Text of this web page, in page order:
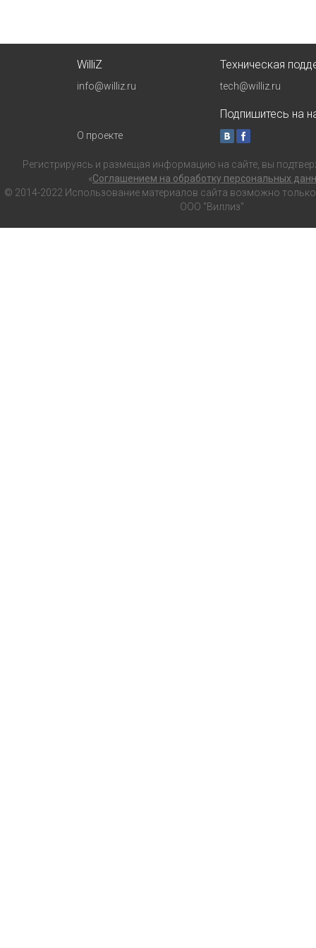
WilliZ
info@williz.ru
Техническая
tech@williz.ru
О проекте
Подпишитесь на
Регистрируясь и размещая информацию на сайте, вы
«Соглашением на обработку персональных
© 2014-2022 Использование материалов сайта возможно
ООО "Виллиз"